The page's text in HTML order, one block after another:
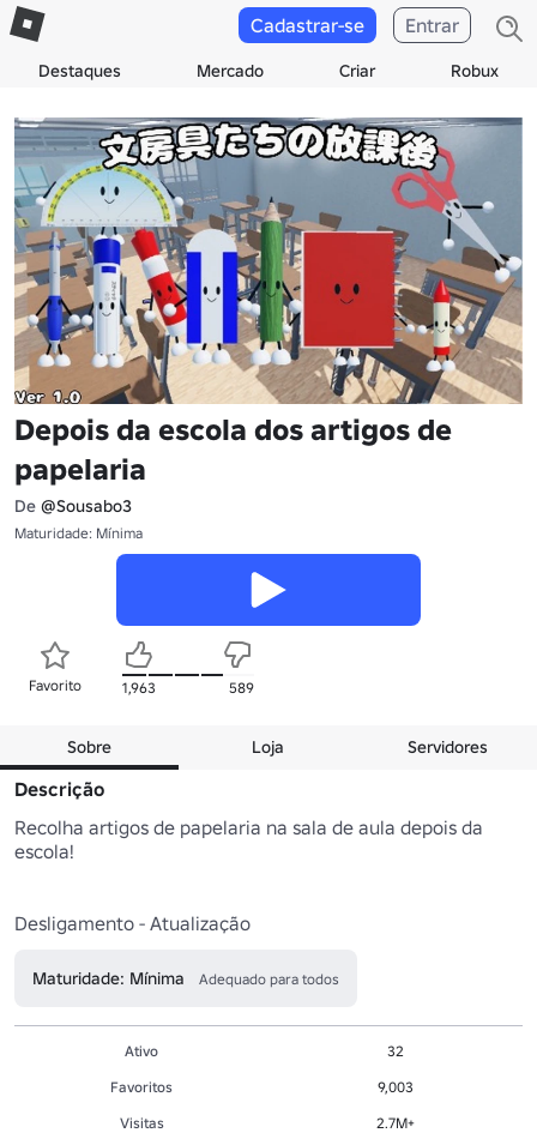
Destaques Mercado Criar Robux
Cadastrar-se Entrar
Depois da escola dos artigos de
papelaria
De @Sousabo3
Maturidade: Mínima
Favorito 1,963 589
Sobre Loja Servidores
Descrição
Recolha artigos de papelaria na sala de aula depois da
escola!
Maturidade: Mínima Adequado para todos
Ativo
32
Favoritos
9,003
Visitas
2.7M+